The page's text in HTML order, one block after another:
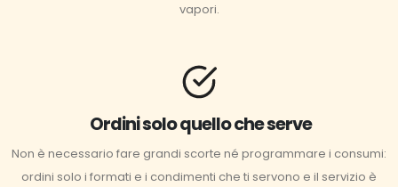
vapori.
Ordini solo quello che serve
Non è necessario fare grandi scorte né programmare i consumi:
ordini solo i formati e i condimenti che ti servono e il servizio è